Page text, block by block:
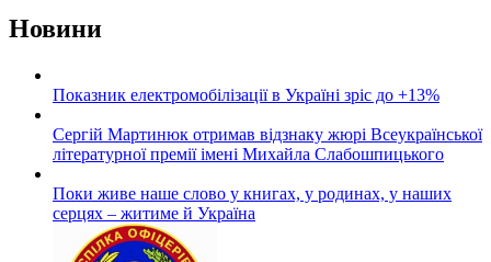
Новини
Показник електромобілізації в Україні зріс до +13%
Сергій Мартинюк отримав відзнаку жюрі Всеукраїнської
літературної премії імені Михайла Слабошпицького
Поки живе наше слово у книгах, у родинах, у наших
серцях – житиме й Україна